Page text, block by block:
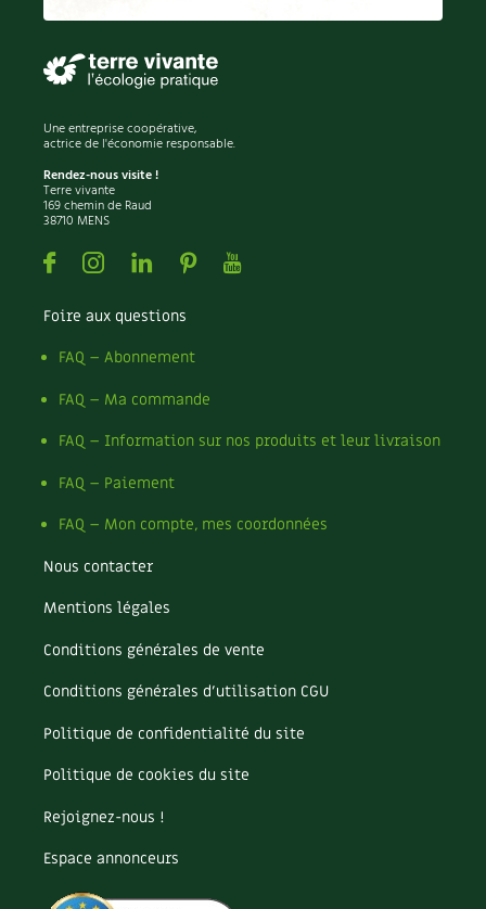
Une entreprise coopérative,
actrice de l'économie responsable.
Rendez-nous visite !
Terre vivante
169 chemin de Raud
38710 MENS
FacebookInstagramLinkedin
PinterestYoutube
Foire aux questions
FAQ – Abonnement
FAQ – Ma commande
FAQ – Information sur nos produits et leur livraison
FAQ – Paiement
FAQ – Mon compte, mes coordonnées
Nous contacter
Mentions légales
Conditions générales de vente
Conditions générales d’utilisation CGU
Politique de confidentialité du site
Politique de cookies du site
Rejoignez-nous !
Espace annonceurs